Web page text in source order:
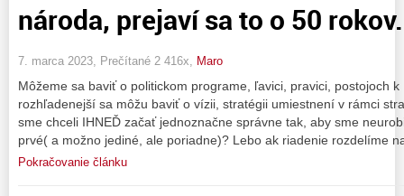
národa, prejaví sa to o 50 rokov.
7. marca 2023, Prečítané 2 416x, Maro
Môžeme sa baviť o politickom programe, ľavici, pravici, postojoch k
rozhľadenejší sa môžu baviť o vízii, stratégii umiestnení v rámci
sme chceli IHNEĎ začať jednoznačne správne tak, aby sme
prvé( a možno jediné, ale poriadne)? Lebo ak riadenie rozdelíme
Pokračovanie článku